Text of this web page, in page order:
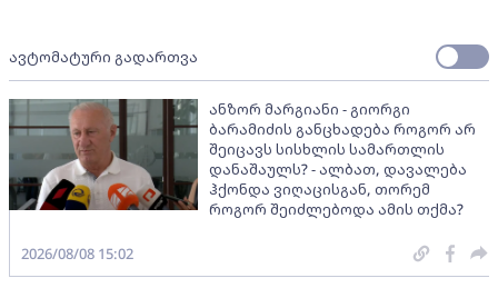
ავტომატური გადართვა
ანზორ მარგიანი - გიორგი
ბარამიძის განცხადება როგორ არ
შეიცავს სისხლის სამართლის
დანაშაულს? - ალბათ, დავალება
ჰქონდა ვიღაცისგან, თორემ
როგორ შეიძლებოდა ამის თქმა?
2026/08/08 15:02